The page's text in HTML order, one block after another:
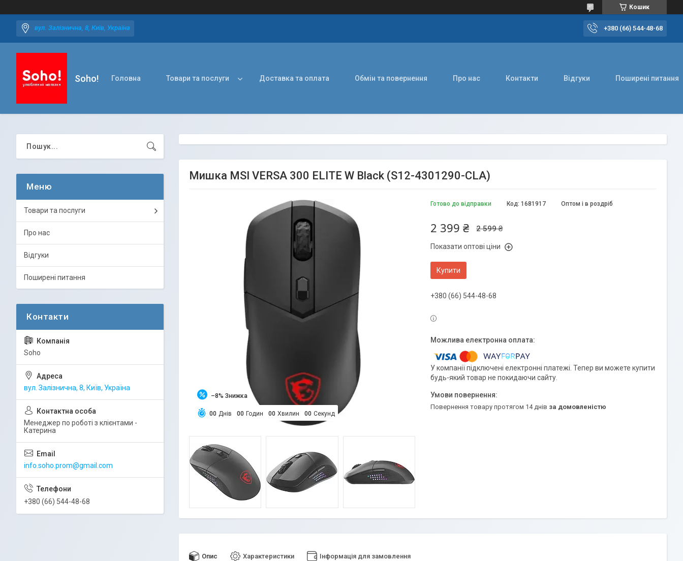
Кошик
вул. Залізнична, 8, Київ, Україна +380 (66) 544-48-68
Soho! Головна Товари та послуги Доставка та оплата Обмін та повернення Про нас Контакти Відгуки Поширені питання
Мишка MSI VERSA 300 ELITE W Black (S12-4301290-CLA)
–8%
00 Днів 00 Годин 00 Хвилин 00 Секунд
Готово до відправки Оптом і в роздріб
Код: 1681917
2 599 ₴
2 399 ₴
Показати оптові ціни
Купити
+380 (66) 544-48-68
У компанії підключені електронні платежі. Тепер ви можете купити
будь-який товар не покидаючи сайту.
повернення товару протягом 14 днів за домовленістю
Опис Характеристики Інформація для замовлення
Товари та послуги
Про нас
Відгуки
Поширені питання
Soho
вул. Залізнична, 8, Київ, Україна
Менеджер по роботі з клієнтами -
Катерина
info.soho.prom@gmail.com
+380 (66) 544-48-68